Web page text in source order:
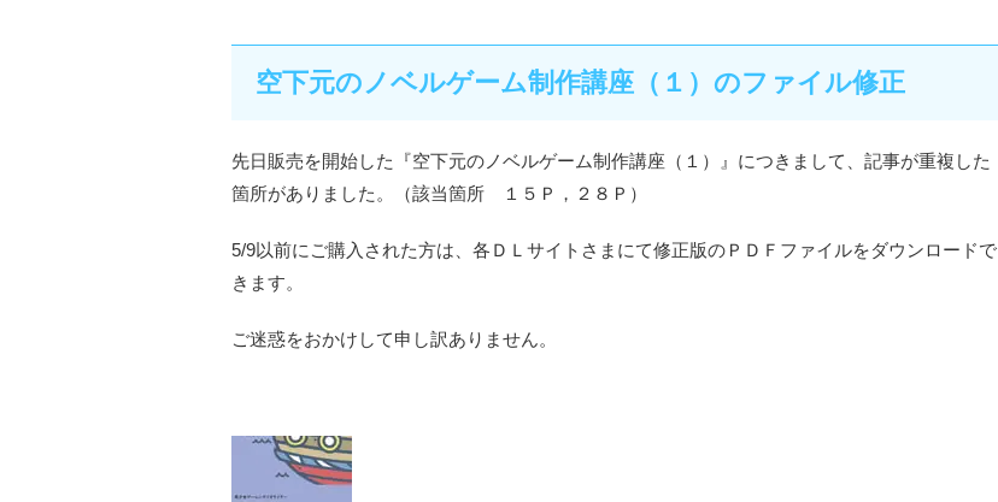
空下元のノベルゲーム制作講座（１）のファイル修正
先日販売を開始した『空下元のノベルゲーム制作講座（１）』につきまして、記事が重複した
箇所がありました。（該当箇所 １５Ｐ，２８Ｐ）
5/9以前にご購入された方は、各ＤＬサイトさまにて修正版のＰＤＦファイルをダウンロードで
きます。
ご迷惑をおかけして申し訳ありません。